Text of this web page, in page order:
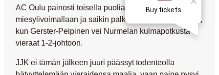
AC Oulu painosti toisella puoliajalla
miesylivoimallaan ja saikin palkinnon tunnin kohdalla,
kun Gerster-Peipinen vei Nurmelan kulmapotkusta
vieraat 1-2-johtoon.
JJK ei tämän jälkeen juuri päässyt todenteolla